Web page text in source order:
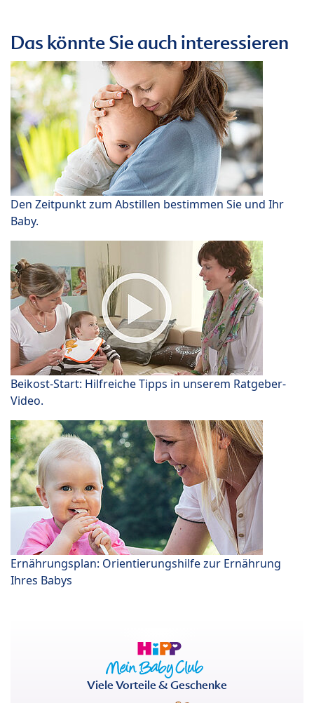
Das könnte Sie auch interessieren
Den Zeitpunkt zum Abstillen bestimmen Sie und Ihr
Baby.
Beikost-Start: Hilfreiche Tipps in unserem Ratgeber-
Video.
Ernährungsplan: Orientierungshilfe zur Ernährung
Ihres Babys
Viele Vorteile & Geschenke